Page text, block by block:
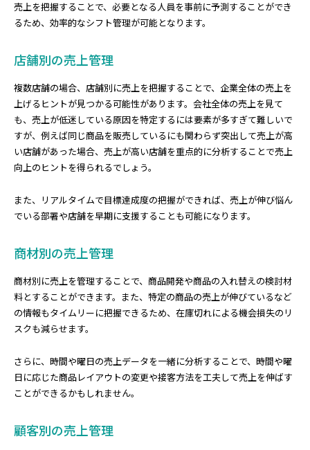
売上を把握することで、必要となる人員を事前に予測することができ
るため、効率的なシフト管理が可能となります。
店舗別の売上管理
複数店舗の場合、店舗別に売上を把握することで、企業全体の売上を
上げるヒントが見つかる可能性があります。会社全体の売上を見て
も、売上が低迷している原因を特定するには要素が多すぎて難しいで
すが、例えば同じ商品を販売しているにも関わらず突出して売上が高
い店舗があった場合、売上が高い店舗を重点的に分析することで売上
向上のヒントを得られるでしょう。
また、リアルタイムで目標達成度の把握ができれば、売上が伸び悩ん
でいる部署や店舗を早期に支援することも可能になります。
商材別の売上管理
商材別に売上を管理することで、商品開発や商品の入れ替えの検討材
料とすることができます。また、特定の商品の売上が伸びているなど
の情報もタイムリーに把握できるため、在庫切れによる機会損失のリ
スクも減らせます。
さらに、時間や曜日の売上データを一緒に分析することで、時間や曜
日に応じた商品レイアウトの変更や接客方法を工夫して売上を伸ばす
ことができるかもしれません。
顧客別の売上管理